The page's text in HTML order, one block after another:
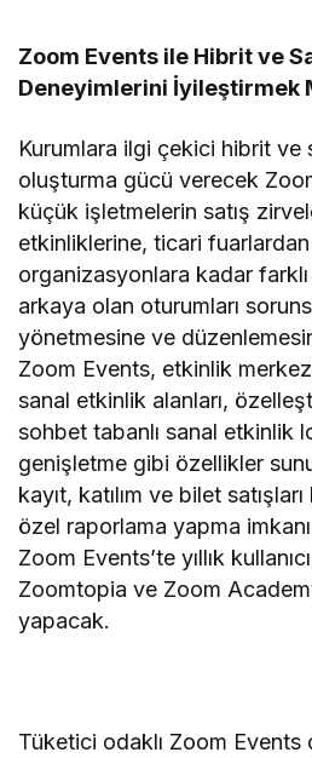
Zoom Events ile Hibrit ve
Deneyimlerini İyileştirmek
Kurumlara ilgi çekici hibrit ve
oluşturma gücü verecek
küçük işletmelerin satış
etkinliklerine, ticari
organizasyonlara kadar
arkaya olan oturumları
yönetmesine ve
Zoom Events, etkinlik
sanal etkinlik alanları,
sohbet tabanlı sanal etkinlik
genişletme gibi özellikler
kayıt, katılım ve bilet
özel raporlama yapma
Zoom Events’te yıllık
Zoomtopia ve Zoom
yapacak.
Tüketici odaklı Zoom Events